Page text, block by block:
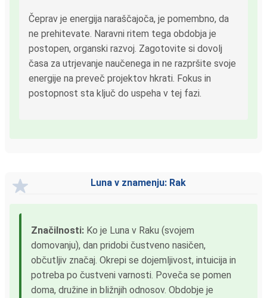
Čeprav je energija naraščajoča, je pomembno, da
ne prehitevate. Naravni ritem tega obdobja je
postopen, organski razvoj. Zagotovite si dovolj
časa za utrjevanje naučenega in ne razpršite svoje
energije na preveč projektov hkrati. Fokus in
postopnost sta ključ do uspeha v tej fazi.
Luna v znamenju: Rak
Značilnosti: Ko je Luna v Raku (svojem
domovanju), dan pridobi čustveno nasičen,
občutljiv značaj. Okrepi se dojemljivost, intuicija in
potreba po čustveni varnosti. Poveča se pomen
doma, družine in bližnjih odnosov. Obdobje je